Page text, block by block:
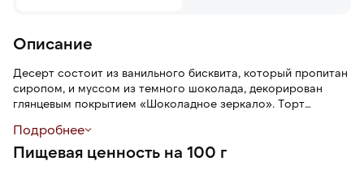
Описание
Десерт состоит из ванильного бисквита, который пропитан
сиропом, и муссом из темного шоколада, декорирован
глянцевым покрытием «Шоколадное зеркало». Торт
Подробнее
Пищевая ценность на 100 г